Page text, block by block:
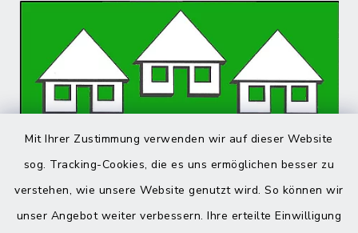
Mit Ihrer Zustimmung verwenden wir auf dieser Website
sog. Tracking-Cookies, die es uns ermöglichen besser zu
verstehen, wie unsere Website genutzt wird. So können wir
unser Angebot weiter verbessern. Ihre erteilte Einwilligung